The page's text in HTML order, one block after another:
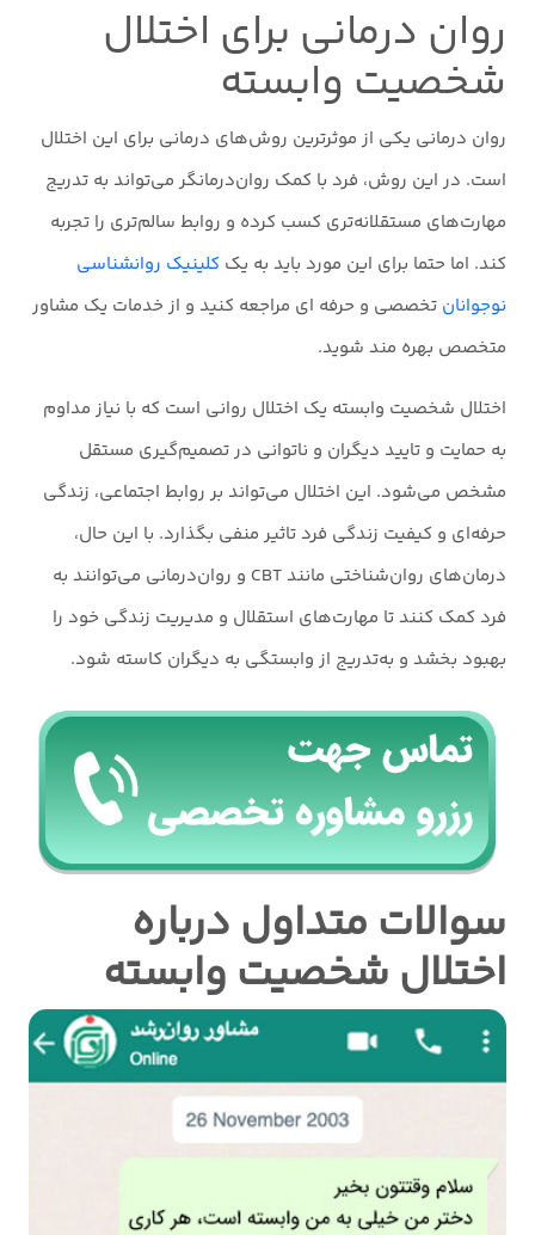
روان درمانی برای اختلال
شخصیت وابسته
روان درمانی یکی از موثرترین روش‌های درمانی برای این اختلال
است. در این روش، فرد با کمک روان‌درمانگر می‌تواند به تدریج
مهارت‌های مستقلانه‌تری کسب کرده و روابط سالم‌تری را تجربه
کند. اما حتما برای این مورد باید به یک کلینیک روانشناسی
نوجوانان تخصصی و حرفه ای مراجعه کنید و از خدمات یک مشاور
متخصص بهره مند شوید.
اختلال شخصیت وابسته یک اختلال روانی است که با نیاز مداوم
به حمایت و تایید دیگران و ناتوانی در تصمیم‌گیری مستقل
مشخص می‌شود. این اختلال می‌تواند بر روابط اجتماعی، زندگی
حرفه‌ای و کیفیت زندگی فرد تاثیر منفی بگذارد. با این حال،
درمان‌های روان‌شناختی مانند CBT و روان‌درمانی می‌توانند به
فرد کمک کنند تا مهارت‌های استقلال و مدیریت زندگی خود را
بهبود بخشد و به‌تدریج از وابستگی به دیگران کاسته شود.
سوالات متداول درباره
اختلال شخصیت وابسته